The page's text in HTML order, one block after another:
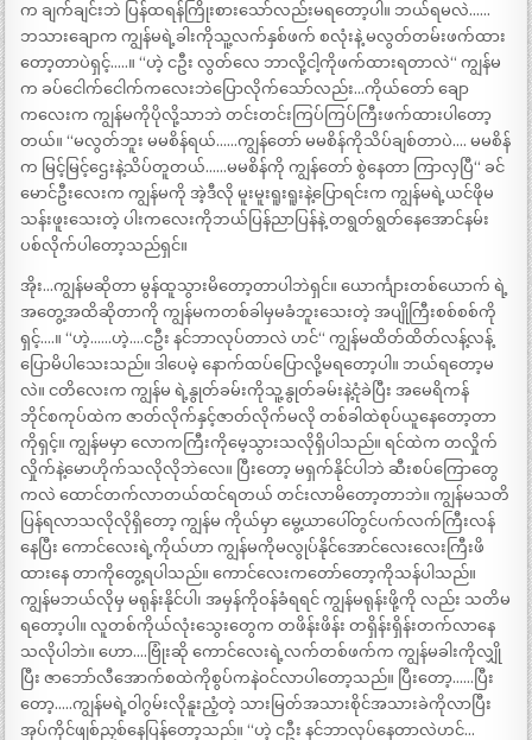
က ချက်ချင်းဘဲ ပြန်ထရန်ကြိုးစားသော်လည်းမရတော့ပါ။ ဘယ်ရမလဲ……
ဘသားချောက ကျွန်မရဲ့ခါးကိုသူ့လက်နှစ်ဖက် စလုံးနဲ့ မလွတ်တမ်းဖက်ထား
တော့တာပဲရှင့်…..။ “ဟဲ့ ငဦး လွတ်လေ ဘာလို့ငါ့ကိုဖက်ထားရတာလဲ“ ကျွန်မ
က ခပ်ငေါက်ငေါက်ကလေးဘဲပြောလိုက်သော်လည်း…ကိုယ်တော် ချော
ကလေးက ကျွန်မကိုပိုလို့သာဘဲ တင်းတင်းကြပ်ကြပ်ကြီးဖက်ထားပါတော့
တယ်။ “မလွတ်ဘူး မမစိန်ရယ်……ကျွန်တော် မမစိန်ကိုသိပ်ချစ်တာပဲ…. မမစိန်
က မြင့်မြင့်ဌေးနဲ့သိပ်တူတယ်……မမစိန်ကို ကျွန်တော် စွဲနေတာ ကြာလှပြီ“ ခင်
မောင်ဦးလေးက ကျွန်မကို အဲ့ဒီလို မူးမူးရူးရူးနဲ့ပြောရင်းက ကျွန်မရဲ့ယင်ဖိုမ
သန်းဖူးသေးတဲ့ ပါးကလေးကိုဘယ်ပြန်ညာပြန်နဲ့ တရွတ်ရွတ်နေအောင်နမ်း
ပစ်လိုက်ပါတော့သည်ရှင်။
အိုး…ကျွန်မဆိုတာ မွန်ထူသွားမိတော့တာပါဘဲရှင်။ ယောင်္ကျားတစ်ယောက် ရဲ့
အတွေ့အထိဆိုတာကို ကျွန်မကတစ်ခါမှမခံဘူးသေးတဲ့ အပျိုကြီးစစ်စစ်ကို
ရှင့်….။ “ဟဲ့……ဟဲ့….ငဦး နင်ဘာလုပ်တာလဲ ဟင်“ ကျွန်မထိတ်ထိတ်လန့်လန့်
ပြောမိပါသေးသည်။ ဒါပေမဲ့ နောက်ထပ်ပြောလို့မရတော့ပါ။ ဘယ်ရတော့မ
လဲ။ ငတိလေးက ကျွန်မ ရဲ့နွုတ်ခမ်းကိုသူ့နွုတ်ခမ်းနဲ့ငုံခဲပြီး အမေရိကန်
ဘိုင်စကုပ်ထဲက ဇာတ်လိုက်နှင့်ဇာတ်လိုက်မလို တစ်ခါထဲစုပ်ယူနေတော့တာ
ကိုရှင့်။ ကျွန်မမှာ လောကကြီးကိုမေ့သွားသလိုရှိပါသည်။ ရင်ထဲက တလှိုက်
လှိုက်နဲ့မောဟိုက်သလိုလိုဘဲလေ။ ပြီးတော့ မရှက်နိုင်ပါဘဲ ဆီးစပ်ကြောတွေ
ကလဲ ထောင်တက်လာတယ်ထင်ရတယ် တင်းလာမိတော့တာဘဲ။ ကျွန်မသတိ
ပြန်ရလာသလိုလိုရှိတော့ ကျွန်မ ကိုယ်မှာ မွေ့ယာပေါ်တွင်ပက်လက်ကြီးလန်
နေပြီး ကောင်လေးရဲ့ကိုယ်ဟာ ကျွန်မကိုမလွုပ်နိုင်အောင်လေးလေးကြီးဖိ
ထားနေ တာကိုတွေ့ရပါသည်။ ကောင်လေးကတော်တော့ကိုသန်ပါသည်။
ကျွန်မဘယ်လိုမှ မရုန်းနိုင်ပါ၊ အမှန်ကိုဝန်ခံရရင် ကျွန်မရုန်းဖို့ကို လည်း သတိမ
ရတော့ပါ။ လူတစ်ကိုယ်လုံးသွေးတွေက တဖိန်းဖိန်း တရှိန်းရှိန်းတက်လာနေ
သလိုပါဘဲ။ ဟော….ဗြုံးဆို ကောင်လေးရဲ့လက်တစ်ဖက်က ကျွန်မခါးကိုလျှို
ပြီး ဇာဘော်လီအောက်စထဲကိုစွပ်ကနဲဝင်လာပါတော့သည်။ ပြီးတော့……ပြီး
တော့…..ကျွန်မရဲ့ဝါဂွမ်းလိုနူးညံ့တဲ့ သားမြတ်အသားစိုင်အသားခဲကိုလာပြီး
အုပ်ကိုင်ဖျစ်ညှစ်နေပြန်တော့သည်။ “ဟဲ့ ငဦး နင်ဘာလုပ်နေတာလဲဟင်…